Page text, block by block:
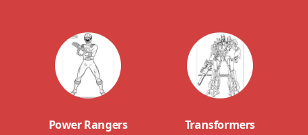
Power Rangers Transformers